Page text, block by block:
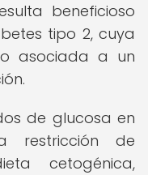
beneficioso
tipo 2, cuya
asociada a un
de glucosa en
restricción de
cetogénica,